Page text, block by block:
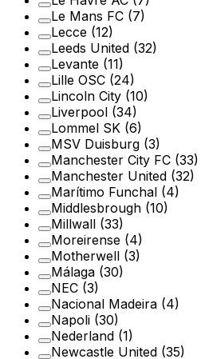
Le Mans FC (7)
Lecce (12)
Leeds United (32)
Levante (11)
Lille OSC (24)
Lincoln City (10)
Liverpool (34)
Lommel SK (6)
MSV Duisburg (3)
Manchester City FC (33)
Manchester United (32)
Marítimo Funchal (4)
Middlesbrough (10)
Millwall (33)
Moreirense (4)
Motherwell (3)
Málaga (30)
NEC (3)
Nacional Madeira (4)
Napoli (30)
Nederland (1)
Newcastle United (35)